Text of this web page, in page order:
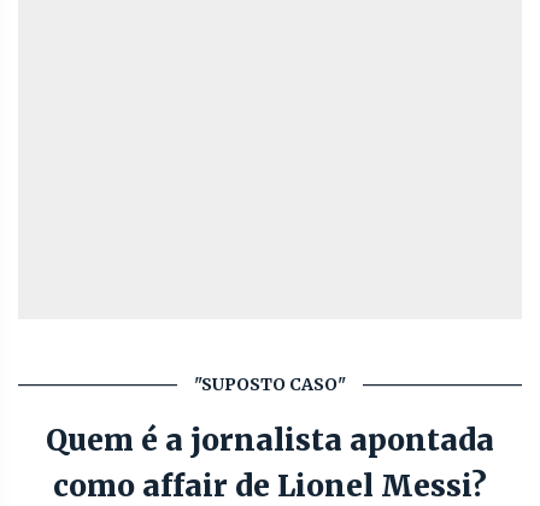
"SUPOSTO CASO"
Quem é a jornalista apontada
como affair de Lionel Messi?